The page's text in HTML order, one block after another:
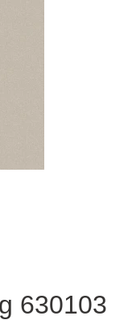
630103